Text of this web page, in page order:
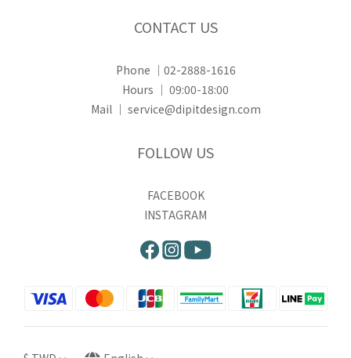
CONTACT US
Phone ｜02-2888-1616
Hours ｜ 09:00-18:00
Mail ｜ service@dipitdesign.com
FOLLOW US
FACEBOOK
INSTAGRAM